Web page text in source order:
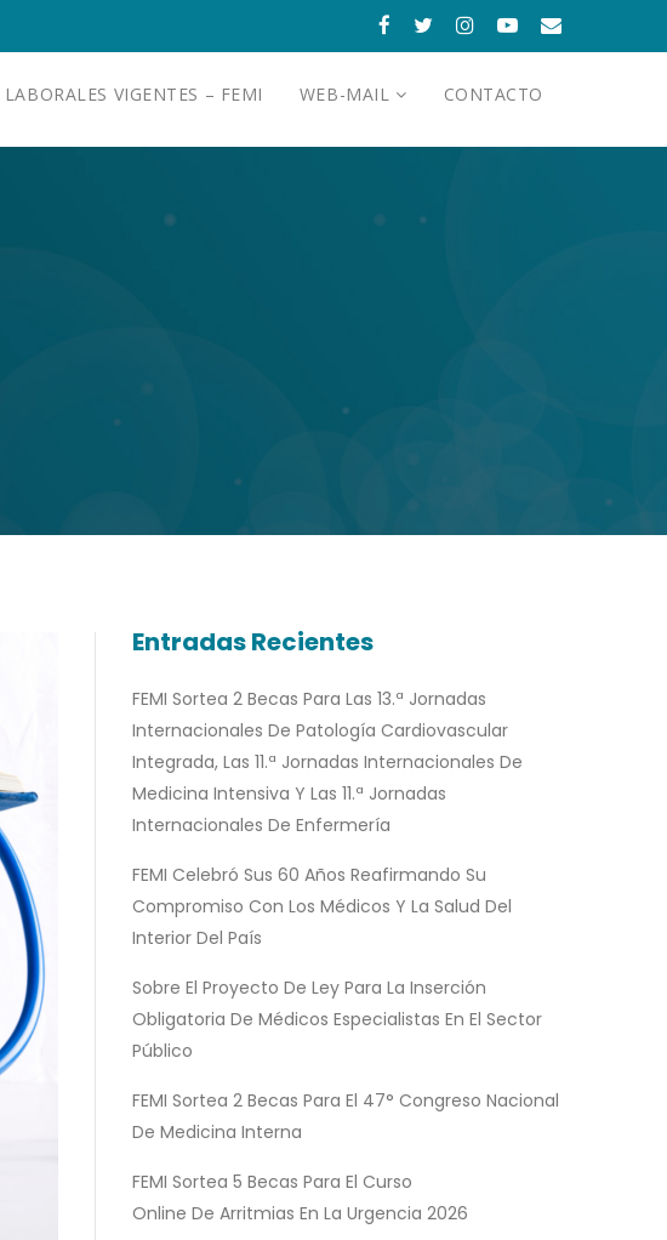
VIGENTES – FEMI WEB-MAIL CONTACTO
Entradas Recientes
FEMI Sortea 2 Becas Para Las 13.ª Jornadas
Internacionales De Patología Cardiovascular
Integrada, Las 11.ª Jornadas Internacionales De
Medicina Intensiva Y Las 11.ª Jornadas
Internacionales De Enfermería
FEMI Celebró Sus 60 Años Reafirmando Su
Compromiso Con Los Médicos Y La Salud Del
Interior Del País
Sobre El Proyecto De Ley Para La Inserción
Obligatoria De Médicos Especialistas En El Sector
Público
FEMI Sortea 2 Becas Para El 47° Congreso Nacional
De Medicina Interna
FEMI Sortea 5 Becas Para El Curso
Online De Arritmias En La Urgencia 2026